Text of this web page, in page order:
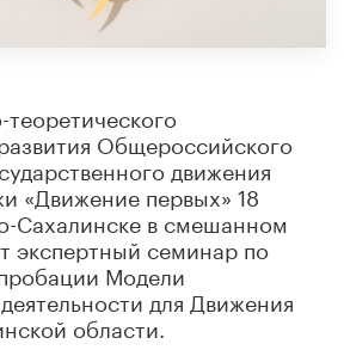
Общероссийского
движения
«Движение первых» 18
Сахалинске в смешанном
экспертный семинар по
Модели
для Движения
области.